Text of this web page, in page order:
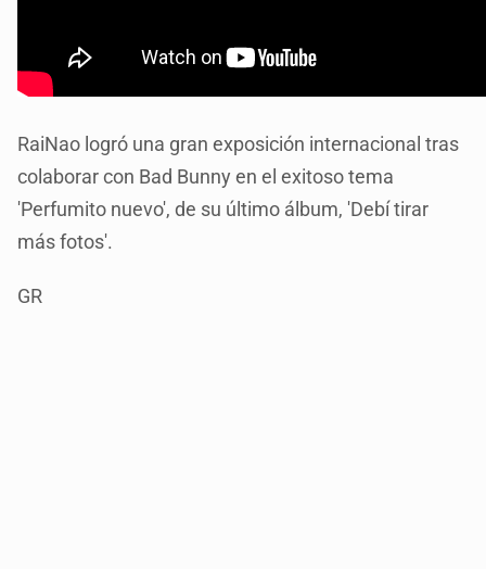
RaiNao logró una gran exposición internacional tras
colaborar con Bad Bunny en el exitoso tema
'Perfumito nuevo', de su último álbum, 'Debí tirar
más fotos'.
GR